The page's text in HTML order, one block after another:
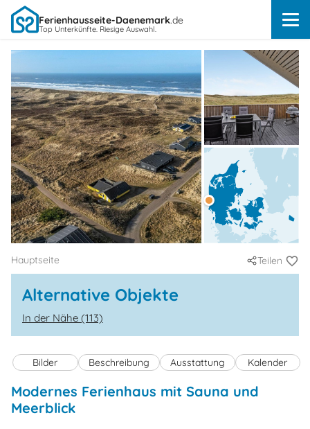
Ferienhausseite-Daenemark.de
Top Unterkünfte. Riesige Auswahl.
Hauptseite Teilen
Alternative Objekte
In der Nähe (113)
Bilder Beschreibung Ausstattung Kalender
Modernes Ferienhaus mit Sauna und
Meerblick